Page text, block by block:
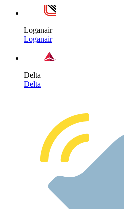
Loganair
Loganair
Delta
Delta